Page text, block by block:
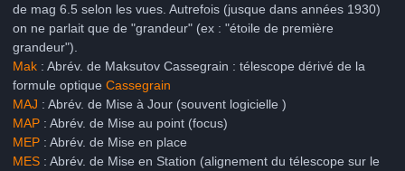
de mag 6.5 selon les vues. Autrefois (jusque dans années 1930)
on ne parlait que de "grandeur" (ex : "étoile de première
grandeur").
Mak : Abrév. de Maksutov Cassegrain : télescope dérivé de la
formule optique Cassegrain
MAJ : Abrév. de Mise à Jour (souvent logicielle )
MAP : Abrév. de Mise au point (focus)
MEP : Abrév. de Mise en place
MES : Abrév. de Mise en Station (alignement du télescope sur le